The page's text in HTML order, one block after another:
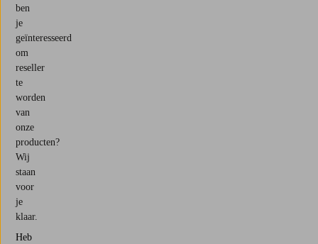
ben
je
geïnteresseerd
om
reseller
te
worden
van
onze
producten?
Wij
staan
voor
je
klaar.
Heb